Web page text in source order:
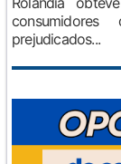
prejudicados...